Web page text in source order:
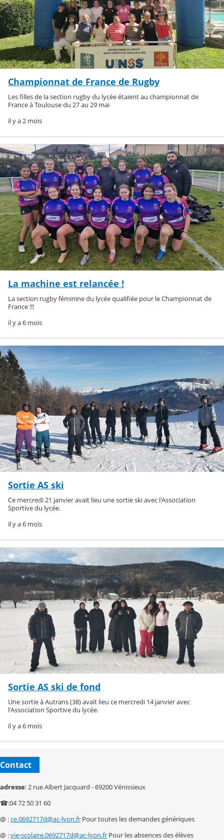
Championnat de France de Rugby
Les filles de la section rugby du lycée étaient au championnat de
France à Toulouse du 27 au 29 mai
il y a 2 mois
La machine est relancée !
La section rugby féminine du lycée qualifiée pour le Championnat de
France !!!
il y a 6 mois
Sortie AS ski
Ce mercredi 21 janvier avait lieu une sortie ski avec l'Association
Sportive du lycée.
il y a 6 mois
Sortie AS ski de fond
Une sortie à Autrans (38) avait lieu ce mercredi 14 janvier avec
l'Association Sportive du lycée.
il y a 6 mois
Contact
adresse: 2 rue Albert Jacquard - 69200 Vénissieux
☎:04 72 50 31 60
@ :ce.0692717d@ac-lyon.fr Pour toutes les demandes génériques
@ :vie-scolaire.0692717d@ac-lyon.fr Pour les absences des élèves